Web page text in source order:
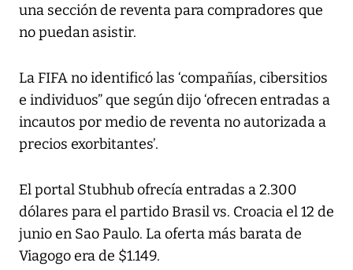
una sección de reventa para compradores que
no puedan asistir.
La FIFA no identificó las ‘compañías, cibersitios
e individuos” que según dijo ‘ofrecen entradas a
incautos por medio de reventa no autorizada a
precios exorbitantes’.
El portal Stubhub ofrecía entradas a 2.300
dólares para el partido Brasil vs. Croacia el 12 de
junio en Sao Paulo. La oferta más barata de
Viagogo era de $1.149.